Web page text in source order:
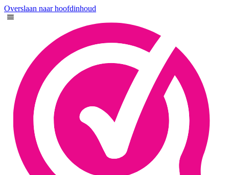
Overslaan naar hoofdinhoud